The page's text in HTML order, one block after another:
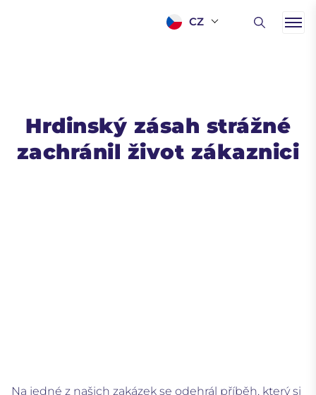
CZ
Hrdinský zásah strážné
zachránil život zákaznici
Na jedné z našich zakázek se odehrál příběh, který si